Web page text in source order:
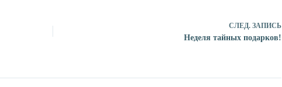
СЛЕД. ЗАПИСЬ
Неделя тайных подарков!